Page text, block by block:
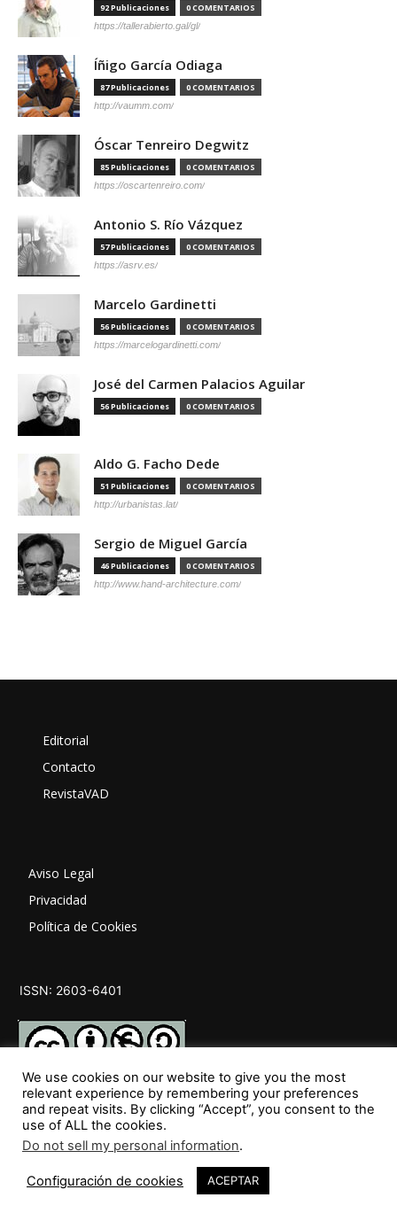
92 Publicaciones 0 COMENTARIOS
https://tallerabierto.gal/gl/
Íñigo García Odiaga
87 Publicaciones 0 COMENTARIOS
http://vaumm.com/
Óscar Tenreiro Degwitz
85 Publicaciones 0 COMENTARIOS
https://oscartenreiro.com/
Antonio S. Río Vázquez
57 Publicaciones 0 COMENTARIOS
https://asrv.es/
Marcelo Gardinetti
56 Publicaciones 0 COMENTARIOS
https://marcelogardinetti.com/
José del Carmen Palacios Aguilar
56 Publicaciones 0 COMENTARIOS
Aldo G. Facho Dede
51 Publicaciones 0 COMENTARIOS
http://urbanistas.lat/
Sergio de Miguel García
46 Publicaciones 0 COMENTARIOS
http://www.hand-architecture.com/
Editorial
Contacto
RevistaVAD
Aviso Legal
Privacidad
Política de Cookies
ISSN: 2603-6401
SÍGUENOS
We use cookies on our website to give you the most
relevant experience by remembering your preferences
and repeat visits. By clicking “Accept”, you consent to the
use of ALL the cookies.
Do not sell my personal information.
Configuración de cookies ACEPTAR